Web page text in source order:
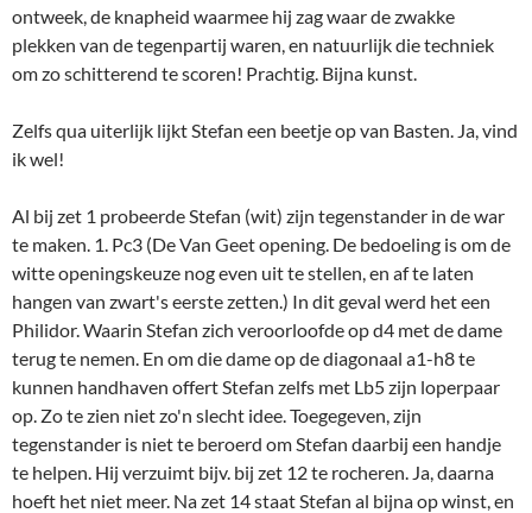
ontweek, de knapheid waarmee hij zag waar de zwakke
plekken van de tegenpartij waren, en natuurlijk die techniek
om zo schitterend te scoren! Prachtig. Bijna kunst.
Zelfs qua uiterlijk lijkt Stefan een beetje op van Basten. Ja, vind
ik wel!
Al bij zet 1 probeerde Stefan (wit) zijn tegenstander in de war
te maken. 1. Pc3 (De Van Geet opening. De bedoeling is om de
witte openingskeuze nog even uit te stellen, en af te laten
hangen van zwart's eerste zetten.) In dit geval werd het een
Philidor. Waarin Stefan zich veroorloofde op d4 met de dame
terug te nemen. En om die dame op de diagonaal a1-h8 te
kunnen handhaven offert Stefan zelfs met Lb5 zijn loperpaar
op. Zo te zien niet zo'n slecht idee. Toegegeven, zijn
tegenstander is niet te beroerd om Stefan daarbij een handje
te helpen. Hij verzuimt bijv. bij zet 12 te rocheren. Ja, daarna
hoeft het niet meer. Na zet 14 staat Stefan al bijna op winst, en